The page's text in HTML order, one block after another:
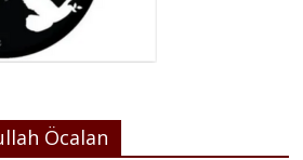
Öcalan